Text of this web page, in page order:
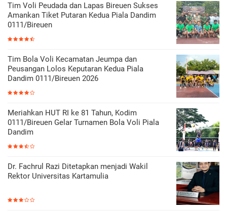
Tim Voli Peudada dan Lapas Bireuen Sukses
Amankan Tiket Putaran Kedua Piala Dandim
0111/Bireuen
Tim Bola Voli Kecamatan Jeumpa dan
Peusangan Lolos Keputaran Kedua Piala
Dandim 0111/Bireuen 2026
Meriahkan HUT RI ke 81 Tahun, Kodim
0111/Bireuen Gelar Turnamen Bola Voli Piala
Dandim
Dr. Fachrul Razi Ditetapkan menjadi Wakil
Rektor Universitas Kartamulia